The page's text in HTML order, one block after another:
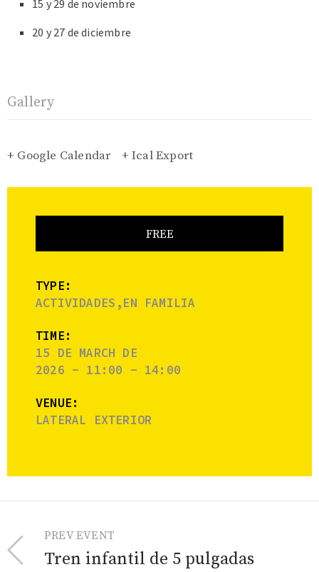
15 y 29 de noviembre
20 y 27 de diciembre
Gallery
+ Google Calendar + Ical Export
FREE
TYPE:
ACTIVIDADES,EN FAMILIA
TIME:
15 DE MARCH DE
2026 - 11:00 - 14:00
VENUE:
LATERAL EXTERIOR
PREV EVENT
Tren infantil de 5 pulgadas